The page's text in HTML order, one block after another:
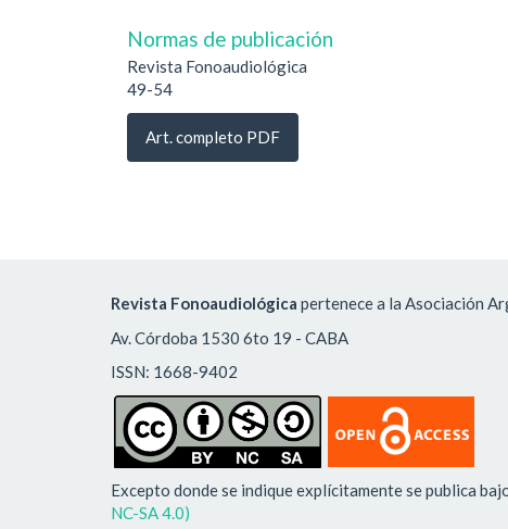
Normas de publicación
Revista Fonoaudiológica
49-54
Art. completo PDF
Revista Fonoaudiológica pertenece a la Asociación
Av. Córdoba 1530 6to 19 - CABA
ISSN: 1668-9402
Excepto donde se indique explícitamente se publica
NC-SA 4.0)